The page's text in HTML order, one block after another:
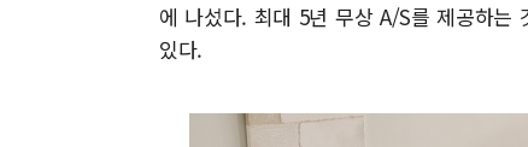
에 나섰다. 최대 5년 무상 A/S를 제공하는
있다.